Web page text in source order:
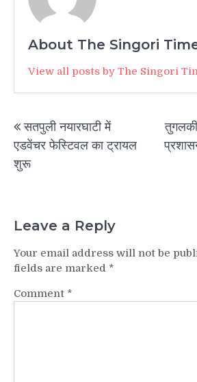
About The Singori
View all posts by The Singori
Post
navigation
सतपुली नयारघाटी में
एडवेंचर फेस्टिवल का ट्रायल
शुरू
Leave a Reply
Your email address will not be
fields are marked *
Comment *